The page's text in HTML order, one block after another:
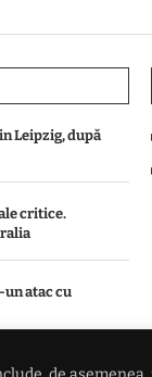
Leipzig, după
critice.
atac cu
despre viitorul lui